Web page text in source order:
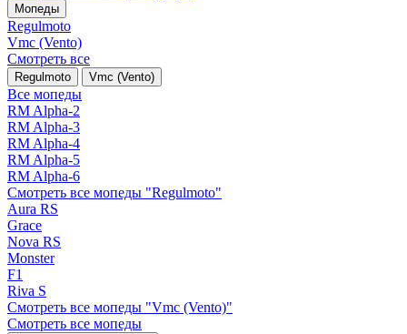
Мопеды
Regulmoto
Vmc (Vento)
Смотреть все
Regulmoto Vmc (Vento)
Все мопеды
RM Alpha-2
RM Alpha-3
RM Alpha-4
RM Alpha-5
RM Alpha-6
Смотреть все мопеды "Regulmoto"
Aura RS
Grace
Nova RS
Monster
F1
Riva S
Смотреть все мопеды "Vmc (Vento)"
Смотреть все мопеды